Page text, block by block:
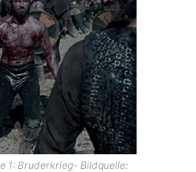
1: Bruderkrieg- Bildquelle: